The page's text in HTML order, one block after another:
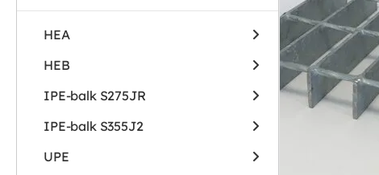
HEA
HEB
IPE-balk S275JR
IPE-balk S355J2
UPE